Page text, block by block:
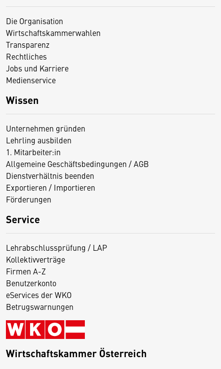
Die Organisation
Wirtschaftskammerwahlen
Transparenz
Rechtliches
Jobs und Karriere
Medienservice
Wissen
Unternehmen gründen
Lehrling ausbilden
1. Mitarbeiter:in
Allgemeine Geschäftsbedingungen / AGB
Dienstverhältnis beenden
Exportieren / Importieren
Förderungen
Service
Lehrabschlussprüfung / LAP
Kollektivverträge
Firmen A-Z
Benutzerkonto
eServices der WKO
Betrugswarnungen
Wirtschaftskammer Österreich